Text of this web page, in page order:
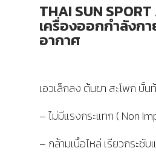
THAI SUN
เครื่องออกกำลังก
อากาศ
เอวเล็กลง ต้นขา สะโพก บั้น
– ไม่มีแรงกระแทก ( Non
– กล้ามเนื้อไหล่ เรียวกระชั